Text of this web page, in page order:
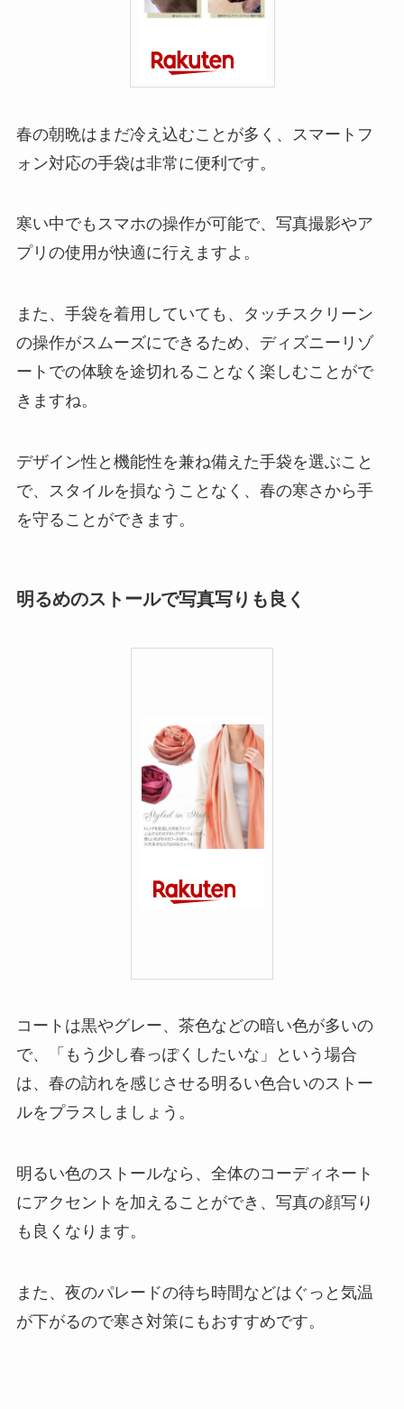
春の朝晩はまだ冷え込むことが多く、スマートフ
ォン対応の手袋は非常に便利です。
寒い中でもスマホの操作が可能で、写真撮影やア
プリの使用が快適に行えますよ。
また、手袋を着用していても、タッチスクリーン
の操作がスムーズにできるため、ディズニーリゾ
ートでの体験を途切れることなく楽しむことがで
きますね。
デザイン性と機能性を兼ね備えた手袋を選ぶこと
で、スタイルを損なうことなく、春の寒さから手
を守ることができます。
明るめのストールで写真写りも良く
コートは黒やグレー、茶色などの暗い色が多いの
で、「もう少し春っぽくしたいな」という場合
は、春の訪れを感じさせる明るい色合いのストー
ルをプラスしましょう。
明るい色のストールなら、全体のコーディネート
にアクセントを加えることができ、写真の顔写り
も良くなります。
また、夜のパレードの待ち時間などはぐっと気温
が下がるので寒さ対策にもおすすめです。